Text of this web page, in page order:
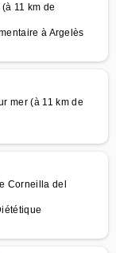
11 km de
à Argelès
mer (à 11 km de
Corneilla del